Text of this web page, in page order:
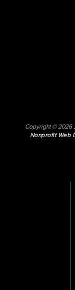
Copyright © 2026
Nonprofit Web